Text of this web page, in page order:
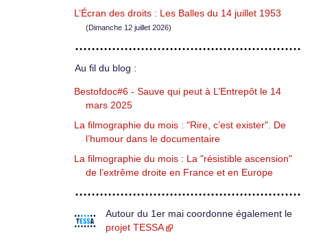
L’Écran des droits : Les Balles du 14 juillet 1953
(Dimanche 12 juillet 2026)
Au fil du blog :
Bestofdoc#6 - Sauve qui peut à L’Entrepôt le 14
mars 2025
La filmographie du mois : "Rire, c’est exister". De
l’humour dans le documentaire
La filmographie du mois : La "résistible ascension"
de l’extrême droite en France et en Europe
Autour du 1er mai coordonne également le
projet TESSA